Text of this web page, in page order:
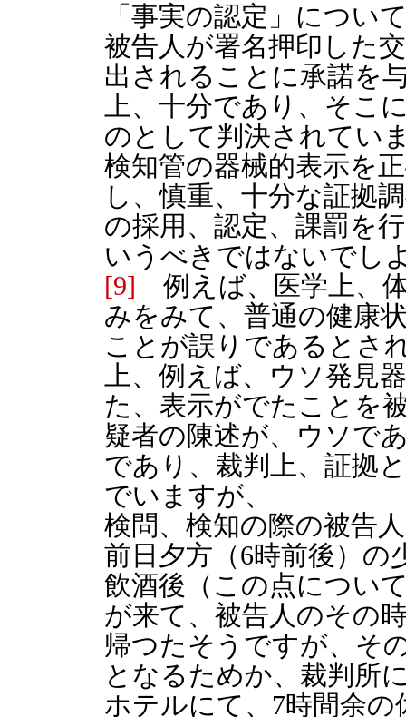
「事実の認定」につい
被告人が署名押印した
出されることに承諾を
上、十分であり、そこ
のとして判決されてい
検知管の器械的表示を
し、慎重、十分な証拠
の採用、認定、課罰を
いうべきではないでし
[9] 例えば、医学上、
みをみて、普通の健康
ことが誤りであるとさ
上、例えば、ウソ発見
た、表示がでたことを
疑者の陳述が、ウソで
であり、裁判上、証拠
でいますが、
検問、検知の際の被告
前日夕方（6時前後）の
飲酒後（この点につい
が来て、被告人のその
帰つたそうですが、そ
となるためか、裁判所
ホテルにて、7時間余